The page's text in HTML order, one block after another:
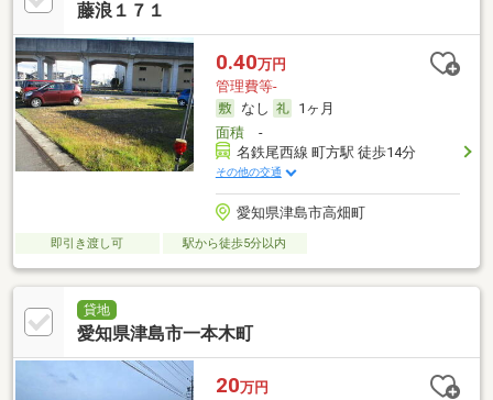
藤浪１７１
0.40万円
管理費等-
なし
1ヶ月
面積-
名鉄尾西線 町方駅 徒歩14分
その他の交通
愛知県津島市高畑町
即引き渡し可 駅から徒歩5分以内
貸地
愛知県津島市一本木町
20万円